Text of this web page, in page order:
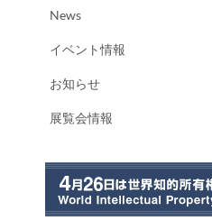
News
イベント情報
お知らせ
展覧会情報